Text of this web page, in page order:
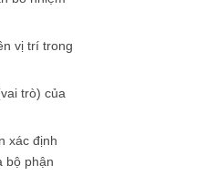
vị trí trong
trò) của
xác định
bộ phận